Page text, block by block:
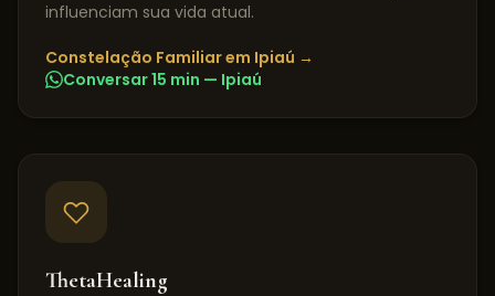
influenciam sua vida atual.
Constelação Familiarem Ipiaú →
Conversar 15 min — Ipiaú
ThetaHealing